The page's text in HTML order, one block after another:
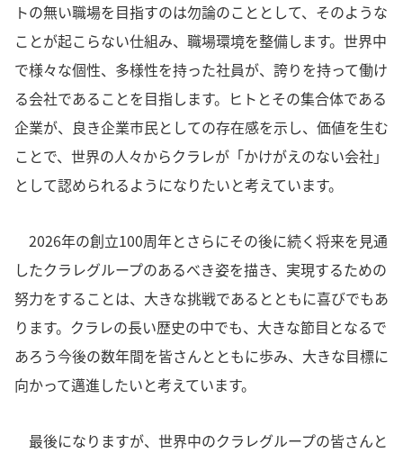
トの無い職場を目指すのは勿論のこととして、そのような
ことが起こらない仕組み、職場環境を整備します。世界中
で様々な個性、多様性を持った社員が、誇りを持って働け
る会社であることを目指します。ヒトとその集合体である
企業が、良き企業市民としての存在感を示し、価値を生む
ことで、世界の人々からクラレが「かけがえのない会社」
として認められるようになりたいと考えています。
2026年の創立100周年とさらにその後に続く将来を見通
したクラレグループのあるべき姿を描き、実現するための
努力をすることは、大きな挑戦であるとともに喜びでもあ
ります。クラレの長い歴史の中でも、大きな節目となるで
あろう今後の数年間を皆さんとともに歩み、大きな目標に
向かって邁進したいと考えています。
最後になりますが、世界中のクラレグループの皆さんと